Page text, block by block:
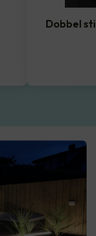
Dobbel